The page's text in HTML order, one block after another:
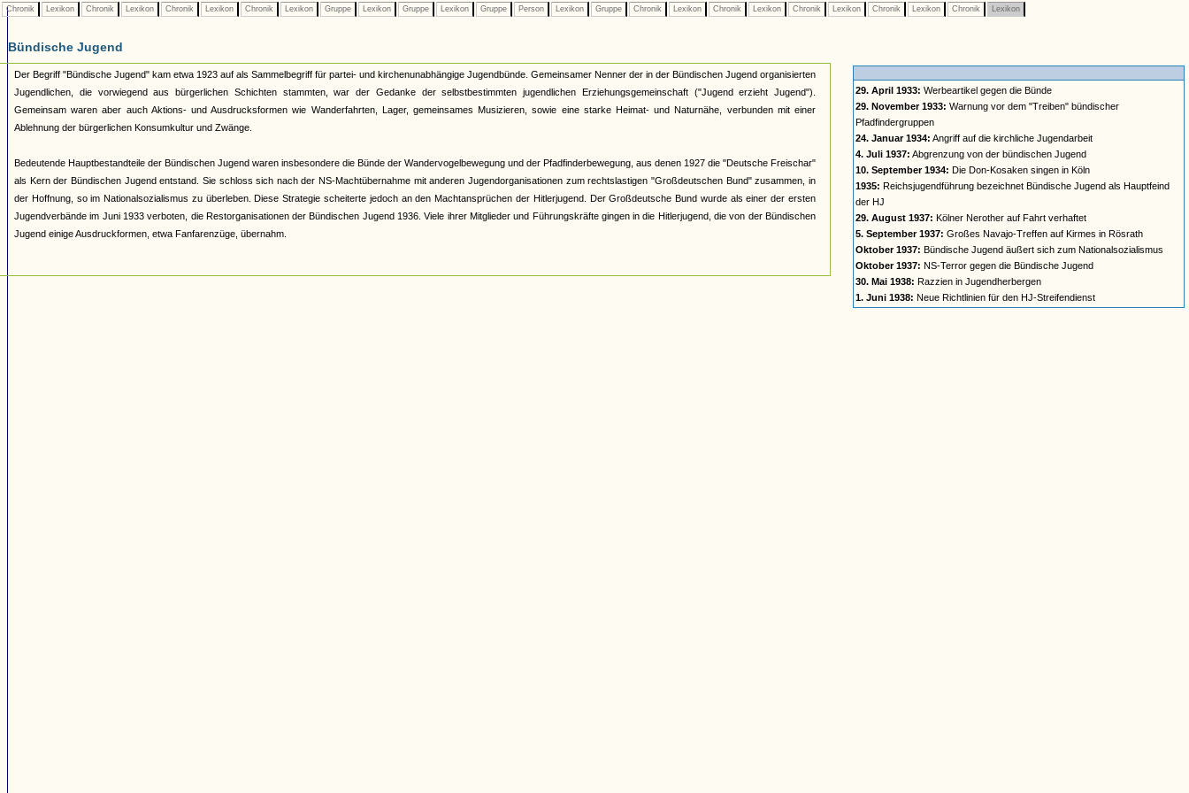
Chronik Lexikon Chronik Lexikon Chronik Lexikon Chronik Lexikon Gruppe Lexikon Gruppe Lexikon Gruppe Person Lexikon Gruppe Chronik Lexikon Chronik Lexikon Chronik Lexikon Chronik Lexikon Chronik Lexikon
Bündische Jugend
Der Begriff "Bündische Jugend" kam etwa 1923 auf als Sammelbegriff für partei- und kirchenunabhängige Jugendbünde. Gemeinsamer Nenner der in der Bündischen Jugend organisierten
Jugendlichen, die vorwiegend aus bürgerlichen Schichten stammten, war der Gedanke der selbstbestimmten jugendlichen Erziehungsgemeinschaft ("Jugend erzieht Jugend").
Gemeinsam waren aber auch Aktions- und Ausdrucksformen wie Wanderfahrten, Lager, gemeinsames Musizieren, sowie eine starke Heimat- und Naturnähe, verbunden mit einer
Ablehnung der bürgerlichen Konsumkultur und Zwänge.
Bedeutende Hauptbestandteile der Bündischen Jugend waren insbesondere die Bünde der Wandervogelbewegung und der Pfadfinderbewegung, aus denen 1927 die "Deutsche Freischar"
als Kern der Bündischen Jugend entstand. Sie schloss sich nach der NS-Machtübernahme mit anderen Jugendorganisationen zum rechtslastigen "Großdeutschen Bund" zusammen, in
der Hoffnung, so im Nationalsozialismus zu überleben. Diese Strategie scheiterte jedoch an den Machtansprüchen der Hitlerjugend. Der Großdeutsche Bund wurde als einer der ersten
Jugendverbände im Juni 1933 verboten, die Restorganisationen der Bündischen Jugend 1936. Viele ihrer Mitglieder und Führungskräfte gingen in die Hitlerjugend, die von der Bündischen
Jugend einige Ausdruckformen, etwa Fanfarenzüge, übernahm.
29. April 1933: Werbeartikel gegen die Bünde
29. November 1933: Warnung vor dem "Treiben" bündischer
Pfadfindergruppen
24. Januar 1934: Angriff auf die kirchliche Jugendarbeit
4. Juli 1937: Abgrenzung von der bündischen Jugend
10. September 1934: Die Don-Kosaken singen in Köln
1935: Reichsjugendführung bezeichnet Bündische Jugend als Hauptfeind
der HJ
29. August 1937: Kölner Nerother auf Fahrt verhaftet
5. September 1937: Großes Navajo-Treffen auf Kirmes in Rösrath
Oktober 1937: Bündische Jugend äußert sich zum Nationalsozialismus
Oktober 1937: NS-Terror gegen die Bündische Jugend
30. Mai 1938: Razzien in Jugendherbergen
1. Juni 1938: Neue Richtlinien für den HJ-Streifendienst